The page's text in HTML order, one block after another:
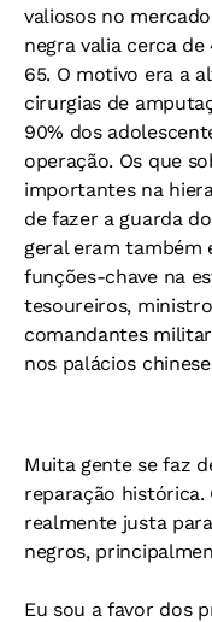
valiosos no
negra valia cerca
65. O motivo era a
cirurgias de
90% dos
operação. Os que
importantes na
de fazer a guarda
geral eram também
funções-chave na
tesoureiros,
comandantes
nos palácios
Muita gente se faz
reparação histórica.
realmente justa
negros,
Eu sou a favor dos